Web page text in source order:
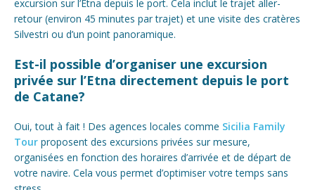
excursion sur l’Etna depuis le port. Cela inclut le trajet aller-
retour (environ 45 minutes par trajet) et une visite des cratères
Silvestri ou d’un point panoramique.
Est-il possible d’organiser une excursion
privée sur l’Etna directement depuis le port
de Catane?
Oui, tout à fait ! Des agences locales comme Sicilia Family
Tour proposent des excursions privées sur mesure,
organisées en fonction des horaires d’arrivée et de départ de
votre navire. Cela vous permet d’optimiser votre temps sans